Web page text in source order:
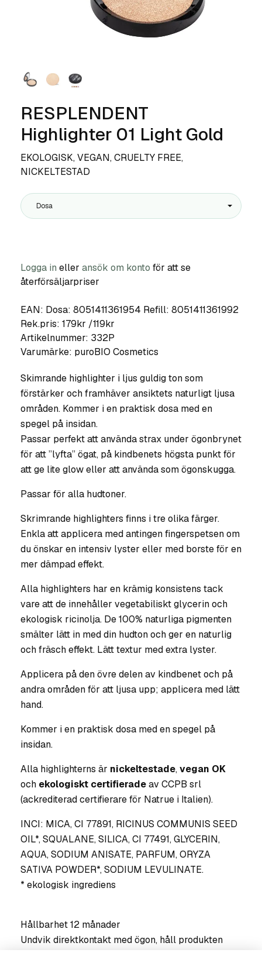
RESPLENDENT
Highlighter 01 Light Gold
EKOLOGISK, VEGAN, CRUELTY FREE,
NICKELTESTAD
Dosa
Logga in eller ansök om konto för att se
återförsäljarpriser
EAN: Dosa: 8051411361954 Refill: 8051411361992
Rek.pris: 179kr /119kr
Artikelnummer: 332P
Varumärke: puroBIO Cosmetics
Skimrande highlighter i ljus guldig ton som
förstärker och framhäver ansiktets naturligt ljusa
områden. Kommer i en praktisk dosa med en
spegel på insidan.
Passar perfekt att använda strax under ögonbrynet
för att ”lyfta” ögat, på kindbenets högsta punkt för
att ge lite glow eller att använda som ögonskugga.
Passar för alla hudtoner.
Skrimrande highlighters finns i tre olika färger.
Enkla att applicera med antingen fingerspetsen om
du önskar en intensiv lyster eller med borste för en
mer dämpad effekt.
Alla highlighters har en krämig konsistens tack
vare att de innehåller vegetabiliskt glycerin och
ekologisk ricinolja. De 100% naturliga pigmenten
smälter lätt in med din hudton och ger en naturlig
och fräsch effekt. Lätt textur med extra lyster.
Applicera på den övre delen av kindbenet och på
andra områden för att ljusa upp; applicera med lätt
hand.
Kommer i en praktisk dosa med en spegel på
insidan.
Alla highlighterns är nickeltestade,vegan OK
och ekologiskt certifieradeav CCPB srl
(ackrediterad certifierare för Natrue i Italien).
INCI: MICA, CI 77891, RICINUS COMMUNIS SEED
OIL*, SQUALANE, SILICA, CI 77491, GLYCERIN,
AQUA, SODIUM ANISATE, PARFUM, ORYZA
SATIVA POWDER*, SODIUM LEVULINATE.
* ekologisk ingrediens
Hållbarhet 12 månader
Undvik direktkontakt med ögon, håll produkten